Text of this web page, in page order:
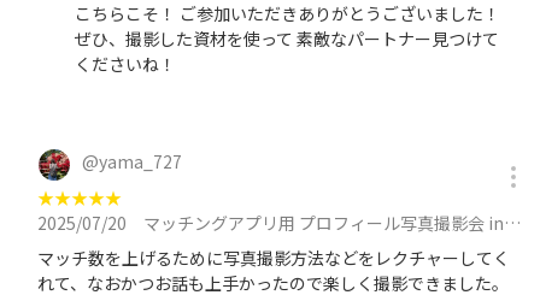
こちらこそ！ ご参加いただきありがとうございました！
ぜひ、撮影した資材を使って 素敵なパートナー見つけて
くださいね！
@yama_727
★★★★★
2025/07/20
マッチングアプリ用 プロフィール写真撮影会 in 池袋 at 7月20日（日）16:00 ~ 17:30に参加
マッチ数を上げるために写真撮影方法などをレクチャーしてく
れて、なおかつお話も上手かったので楽しく撮影できました。